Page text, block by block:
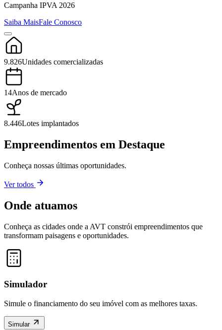
Campanha IPVA 2026
Saiba MaisFale Conosco
9.826Unidades comercializadas
14Anos de mercado
8.446Lotes implantados
Empreendimentos em Destaque
Conheça nossas últimas oportunidades.
Ver todos
Onde atuamos
Conheça as cidades onde a AVT constrói empreendimentos que
transformam paisagens e oportunidades.
+
Simulador
Simule o financiamento do seu imóvel com as melhores taxas.
Simular